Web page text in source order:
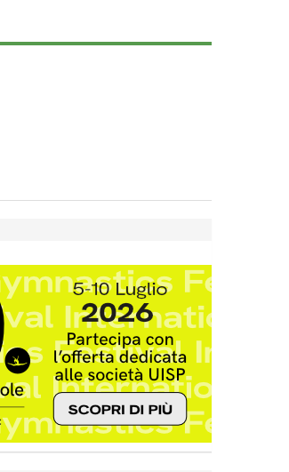
Fondazione Terzjus: prima riunione